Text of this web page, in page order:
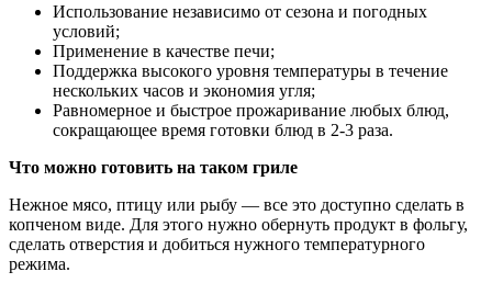
Использование независимо от сезона и погодных
условий;
Применение в качестве печи;
Поддержка высокого уровня температуры в течение
нескольких часов и экономия угля;
Равномерное и быстрое прожаривание любых блюд,
сокращающее время готовки блюд в 2-3 раза.
Что можно готовить на таком гриле
Нежное мясо, птицу или рыбу — все это доступно сделать в
копченом виде. Для этого нужно обернуть продукт в фольгу,
сделать отверстия и добиться нужного температурного
режима.